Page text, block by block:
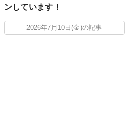
ンしています！
2026年7月10日(金)の記事